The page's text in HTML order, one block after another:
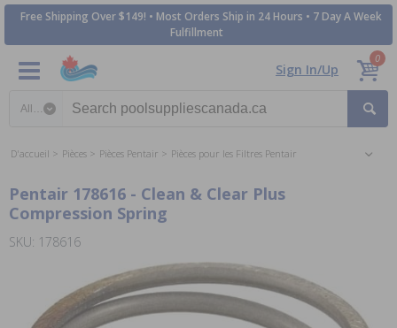
Free Shipping Over $149! • Most Orders Ship in 24 Hours • 7 Day A Week
Fulfillment
Sign In/Up
0
D'accueil Pièces Pièces Pentair Pièces pour les Filtres Pentair
Pentair 178616 - Clean & Clear Plus
Compression Spring
SKU: 178616